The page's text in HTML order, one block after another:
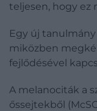
teljesen, hogy ez
Egy új
miközben
fejlődésével
A melanociták a
őssejtekből